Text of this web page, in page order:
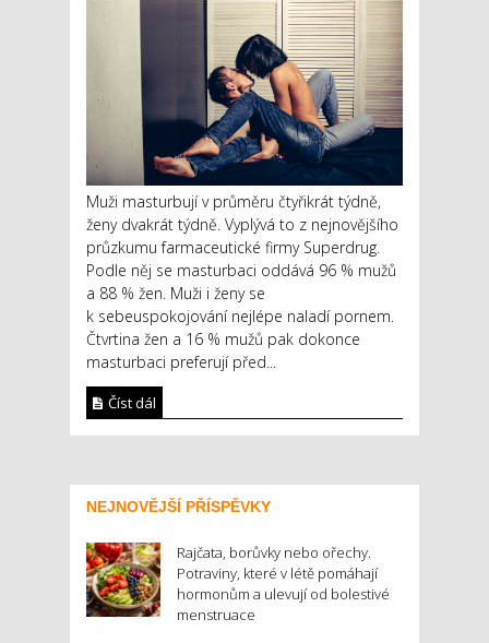
Muži masturbují v průměru čtyřikrát týdně,
ženy dvakrát týdně. Vyplývá to z nejnovějšího
průzkumu farmaceutické firmy Superdrug.
Podle něj se masturbaci oddává 96 % mužů
a 88 % žen. Muži i ženy se
k sebeuspokojování nejlépe naladí pornem.
Čtvrtina žen a 16 % mužů pak dokonce
masturbaci preferují před...
Číst dál
NEJNOVĚJŠÍ PŘÍSPĚVKY
Rajčata, borůvky nebo ořechy.
Potraviny, které v létě pomáhají
hormonům a ulevují od bolestivé
menstruace